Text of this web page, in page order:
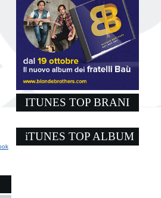
ITUNES TOP BRANI
iTUNES TOP ALBUM